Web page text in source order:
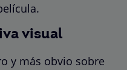
visual
y más obvio sobre